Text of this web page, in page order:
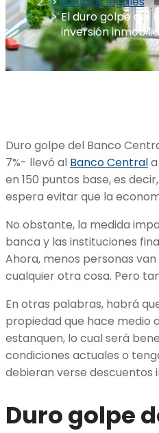
El duro golpe del
inversión
Duro golpe del Banco
7%- llevó al Banco Central
en 150 puntos base, es
espera evitar que la
No obstante, la medida
banca y las instituciones
Ahora, menos personas
cualquier otra cosa. Pero
En otras palabras, habrá
propiedad que hace medio
estanquen, lo cual será
condiciones actuales o
debieran verse descuentos
Duro golpe